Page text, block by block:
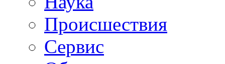
Происшествия
Сервис